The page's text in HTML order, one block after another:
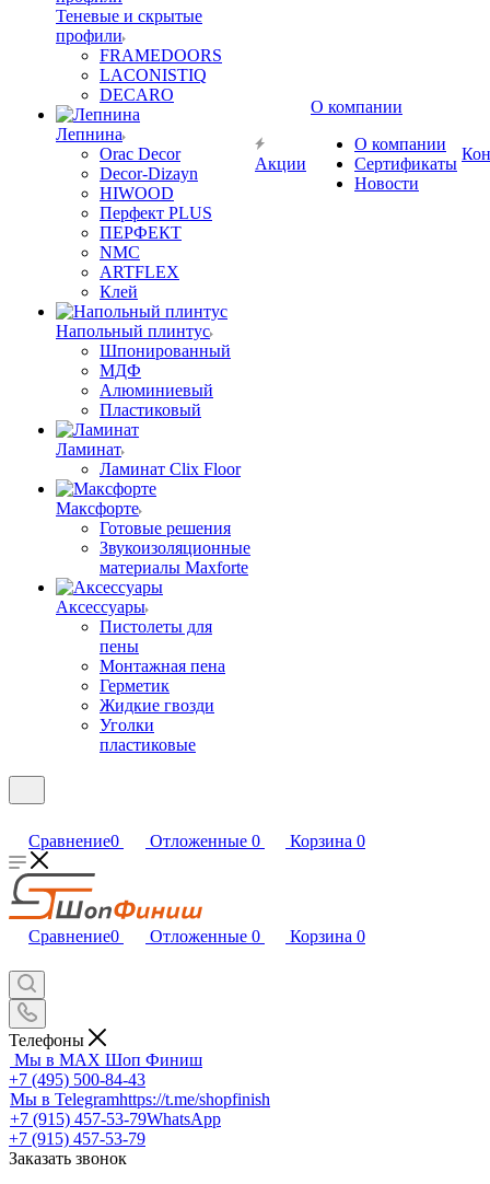
Теневые и скрытые
профили
FRAMEDOORS
LACONISTIQ
DECARO
Лепнина
Orac Decor
Decor-Dizayn
HIWOOD
Перфект PLUS
ПЕРФЕКТ
NMC
ARTFLEX
Клей
Напольный плинтус
Шпонированный
МДФ
Алюминиевый
Пластиковый
Ламинат
Ламинат Clix Floor
Максфорте
Готовые решения
Звукоизоляционные
материалы Maxforte
Аксессуары
Пистолеты для
пены
Монтажная пена
Герметик
Жидкие гвозди
Уголки
пластиковые
Акции
О компании
О компании
Сертификаты
Новости
Сравнение0 Отложенные 0 Корзина 0
Сравнение0 Отложенные 0 Корзина 0
Телефоны
Мы в MAX Шоп Финиш
+7 (495) 500-84-43
Мы в Telegramhttps://t.me/shopfinish
+7 (915) 457-53-79WhatsApp
+7 (915) 457-53-79
Заказать звонок